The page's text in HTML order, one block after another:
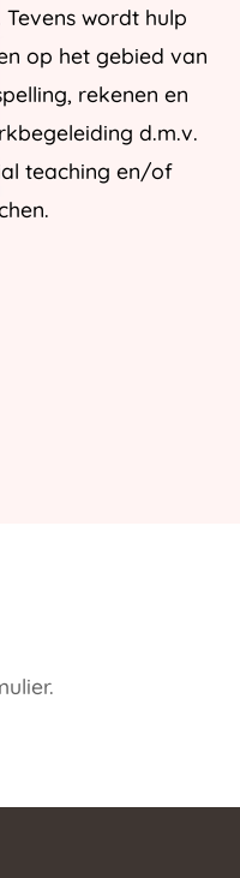
Tevens wordt hulp
op het gebied van
rekenen en
d.m.v.
teaching en/of